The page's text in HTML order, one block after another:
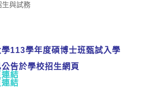
生與試務
113學年度碩博士班甄試入學
告於學校招生網頁
結
結